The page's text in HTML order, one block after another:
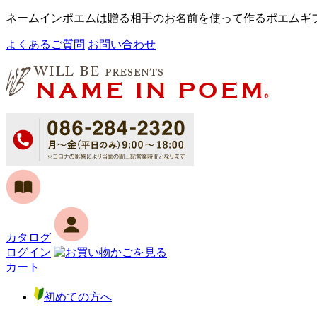
ネームインポエムは贈る相手のお名前を使って作るポエムギ
よくあるご質問 お問い合わせ
カタログ
ログイン
カート
初めての方へ